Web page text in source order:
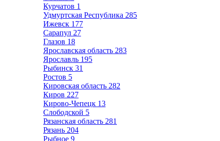
Курчатов 1
Удмуртская Республика 285
Ижевск 177
Сарапул 27
Глазов 18
Ярославская область 283
Ярославль 195
Рыбинск 31
Ростов 5
Кировская область 282
Киров 227
Кирово-Чепецк 13
Слободской 5
Рязанская область 281
Рязань 204
Рыбное 9